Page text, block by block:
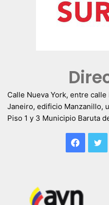
Calle Nueva York, entre
Janeiro, edificio Manzanillo,
Piso 1 y 3 Municipio Baruta